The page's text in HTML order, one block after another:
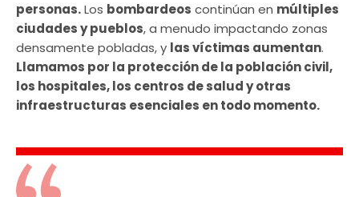
personas.Los bombardeos continúan en múltiples
ciudades y pueblos, a menudo impactando zonas
densamente pobladas, y las víctimas aumentan.
Llamamos por la protección de la población civil,
los hospitales, los centros de salud y otras
infraestructuras esenciales en todo momento.